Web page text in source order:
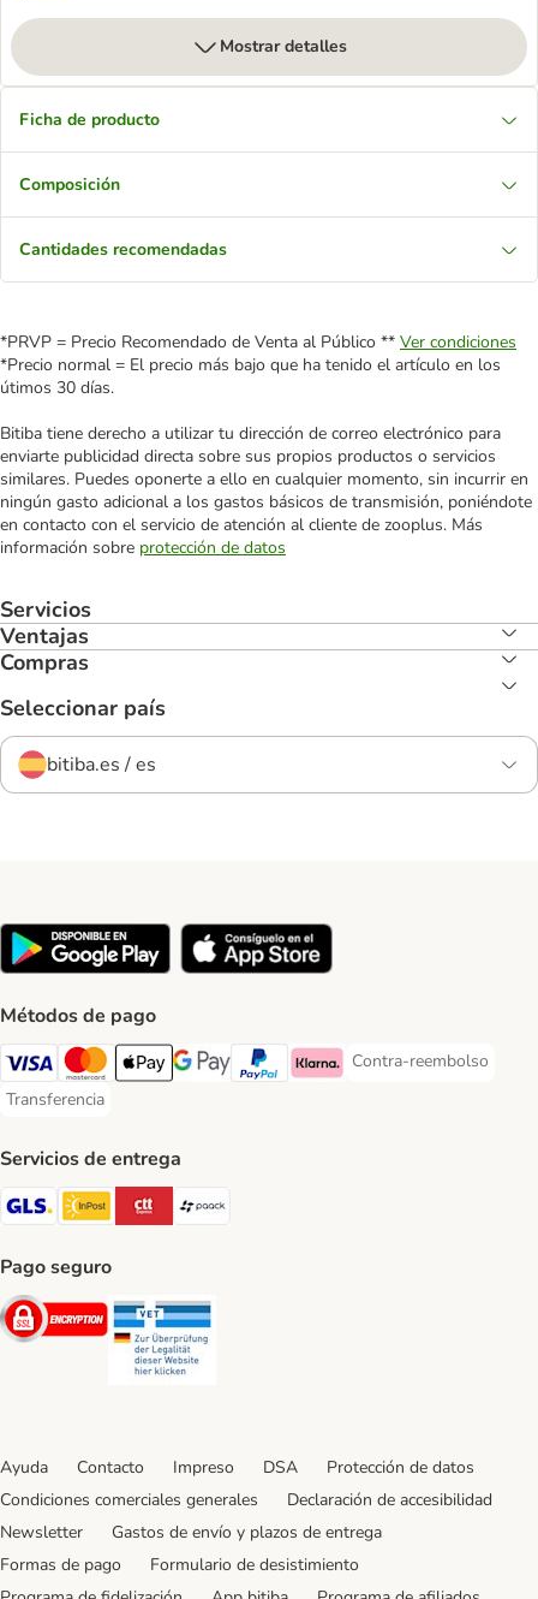
Mostrar detalles
Ficha de producto
Composición
Cantidades recomendadas
*PRVP = Precio Recomendado de Venta al Público ** Ver condiciones
*Precio normal = El precio más bajo que ha tenido el artículo en los
útimos 30 días.
Bitiba tiene derecho a utilizar tu dirección de correo electrónico para
enviarte publicidad directa sobre sus propios productos o servicios
similares. Puedes oponerte a ello en cualquier momento, sin incurrir en
ningún gasto adicional a los gastos básicos de transmisión, poniéndote
en contacto con el servicio de atención al cliente de zooplus. Más
información sobre protección de datos
Servicios
Ventajas
Compras
Seleccionar país
bitiba.es / es
Métodos de pago
Visa Payment Method
Mastercard Payment Method
Apple Pay Payment Method
Google Pay Payment Method
PayPal Payment Method
Klarna Payment Method
Contra-reembolso
Contra-reembolso
Transferencia
Transferencia Payment Method
Servicios de entrega
GLS Shipping Method
InPost Shipping Method
CTTExpress Shipping Method
paack Shipping Method
Pago seguro
Security
Ayuda Contacto Impreso DSA
Protección de datos
Condiciones comerciales generales
Declaración de accesibilidad
Newsletter
Gastos de envío y plazos de entrega
Formas de pago
Formulario de desistimiento